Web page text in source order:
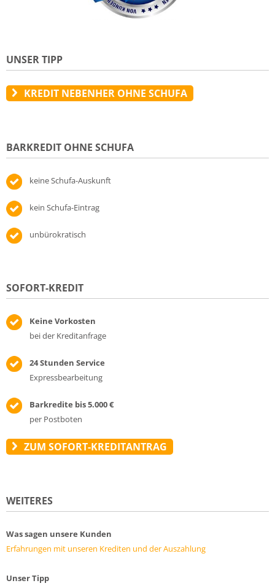
UNSER TIPP
KREDIT NEBENHER OHNE SCHUFA
BARKREDIT OHNE SCHUFA
keine Schufa-Auskunft
kein Schufa-Eintrag
unbürokratisch
SOFORT-KREDIT
Keine Vorkosten
bei der Kreditanfrage
24 Stunden Service
Expressbearbeitung
Barkredite bis 5.000 €
per Postboten
ZUM SOFORT-KREDITANTRAG
WEITERES
Was sagen unsere Kunden
Erfahrungen mit unseren Krediten und der Auszahlung
Unser Tipp